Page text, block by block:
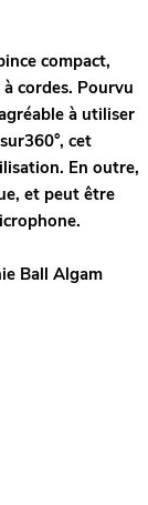
compact,
cordes. Pourvu
à utiliser
cet
En outre,
et peut être
Ball Algam